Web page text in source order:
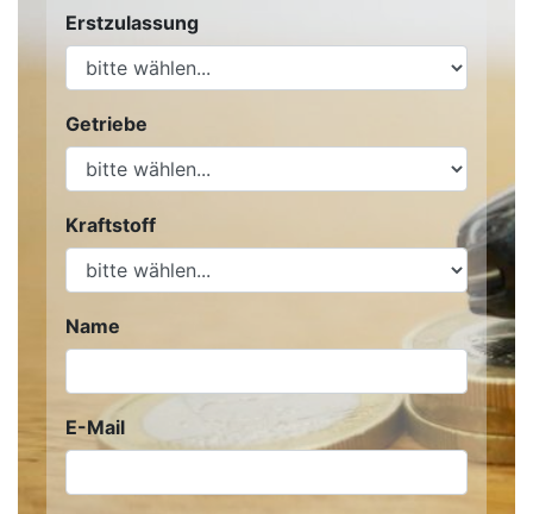
Erstzulassung
Getriebe
Kraftstoff
Name
E-Mail